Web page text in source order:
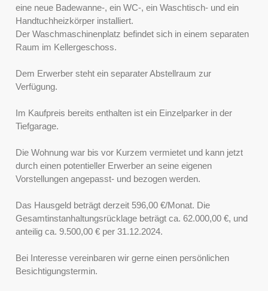
eine neue Badewanne-, ein WC-, ein Waschtisch- und ein
Handtuchheizkörper installiert.
Der Waschmaschinenplatz befindet sich in einem separaten
Raum im Kellergeschoss.
Dem Erwerber steht ein separater Abstellraum zur
Verfügung.
Im Kaufpreis bereits enthalten ist ein Einzelparker in der
Tiefgarage.
Die Wohnung war bis vor Kurzem vermietet und kann jetzt
durch einen potentieller Erwerber an seine eigenen
Vorstellungen angepasst- und bezogen werden.
Das Hausgeld beträgt derzeit 596,00 €/Monat. Die
Gesamtinstanhaltungsrücklage beträgt ca. 62.000,00 €, und
anteilig ca. 9.500,00 € per 31.12.2024.
Bei Interesse vereinbaren wir gerne einen persönlichen
Besichtigungstermin.